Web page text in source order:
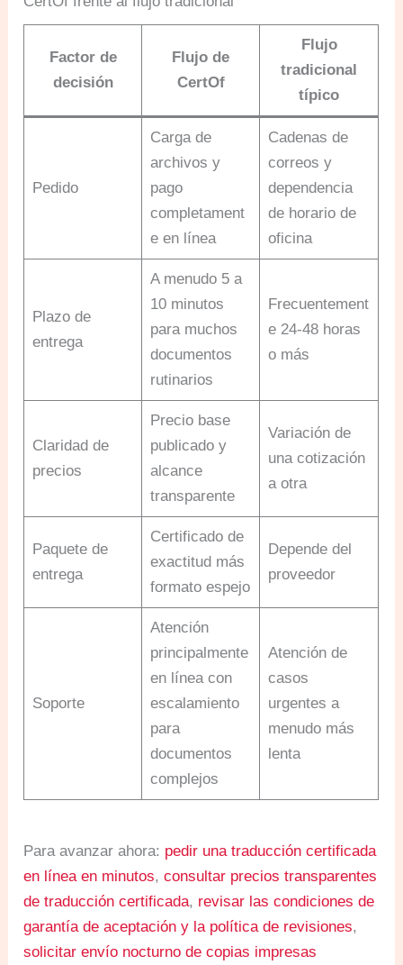
Factor de
decisión
Flujo de
CertOf
Flujo
tradicional
típico
Pedido
Carga de
archivos y
pago
completament
e en línea
Cadenas de
correos y
dependencia
de horario de
oficina
Plazo de
entrega
A menudo 5 a
10 minutos
para muchos
documentos
rutinarios
Frecuentement
e 24-48 horas
o más
Claridad de
precios
Precio base
publicado y
alcance
transparente
Variación de
una cotización
a otra
Paquete de
entrega
Certificado de
exactitud más
formato espejo
Depende del
proveedor
Soporte
Atención
principalmente
en línea con
escalamiento
para
documentos
complejos
Atención de
casos
urgentes a
menudo más
lenta
Para avanzar ahora: pedir una traducción certificada
en línea en minutos,consultar precios transparentes
de traducción certificada, revisar las condiciones de
garantía de aceptación y la política de revisiones,
solicitar envío nocturno de copias impresas